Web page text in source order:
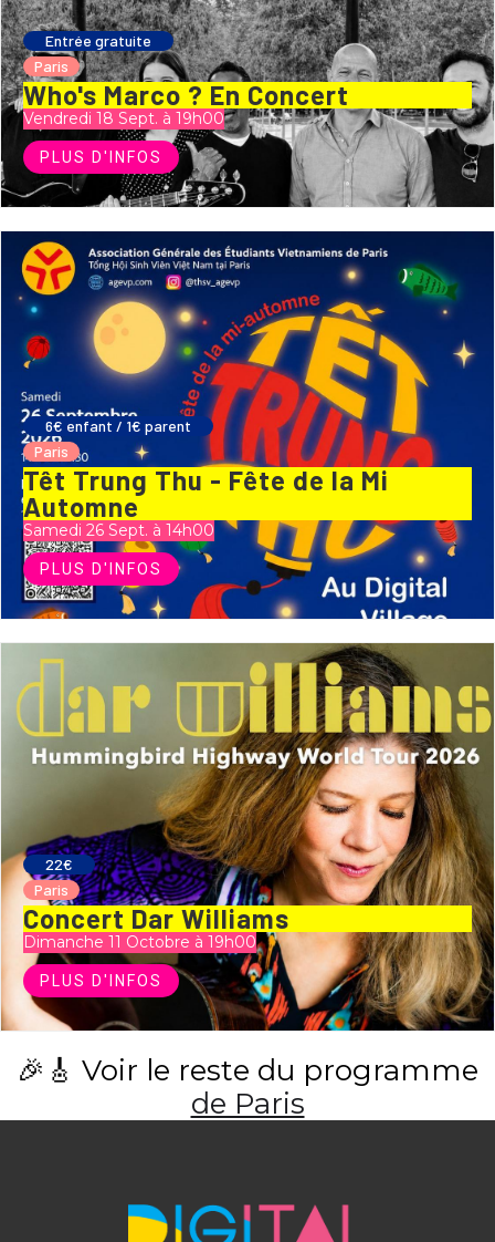
Entrée gratuite
Paris
Who's Marco ? En Concert
Vendredi 18 Sept. à 19h00
PLUS D'INFOS
6€ enfant / 1€ parent
Paris
Têt Trung Thu - Fête de la Mi
Automne
Samedi 26 Sept. à 14h00
PLUS D'INFOS
22€
Paris
Concert Dar Williams
Dimanche 11 Octobre à 19h00
PLUS D'INFOS
🎉🎸 Voir le reste du programme
de Paris